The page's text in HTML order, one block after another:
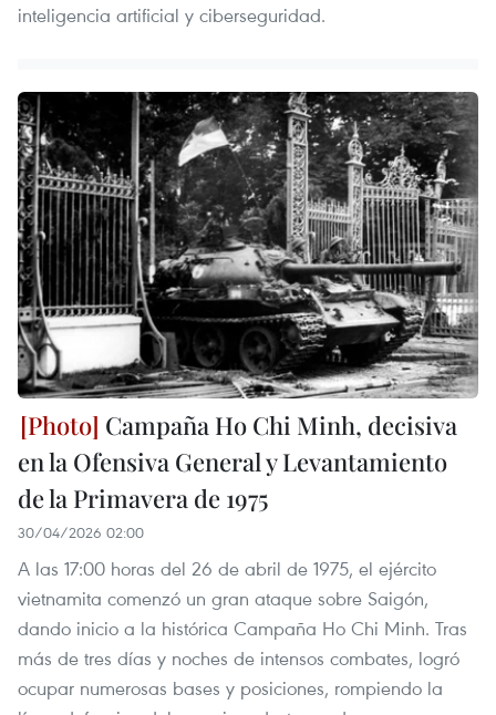
inteligencia artificial y ciberseguridad.
Campaña Ho Chi Minh, decisiva
en la Ofensiva General y Levantamiento
de la Primavera de 1975
30/04/2026 02:00
A las 17:00 horas del 26 de abril de 1975, el ejército
vietnamita comenzó un gran ataque sobre Saigón,
dando inicio a la histórica Campaña Ho Chi Minh. Tras
más de tres días y noches de intensos combates, logró
ocupar numerosas bases y posiciones, rompiendo la